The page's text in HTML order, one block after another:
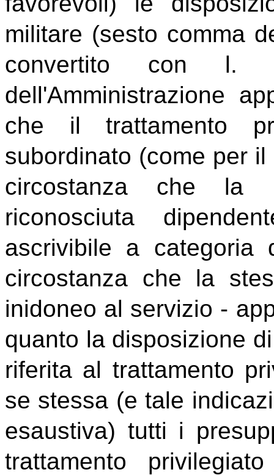
militare (sesto comma
convertito con l.
dell'Amministrazione
che il trattamento
subordinato (come per
circostanza che la
riconosciuta
ascrivibile a categoria
circostanza che la
inidoneo al servizio -
quanto la disposizione
riferita al trattamento
se stessa (e tale
esaustiva) tutti i
trattamento